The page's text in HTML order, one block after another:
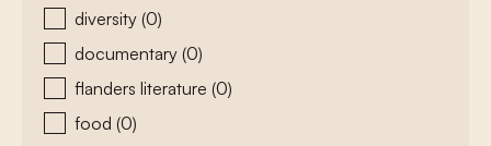
diversity (0)
documentary (0)
flanders literature (0)
food (0)